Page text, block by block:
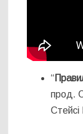
“
прод.
Стейсі